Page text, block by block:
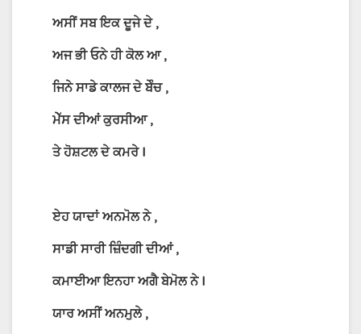
ਅਸੀਂ ਸਬ ਇਕ ਦੂਜੇ ਦੇ,
ਅਜ ਭੀ ਓਨੇ ਹੀ ਕੋਲ ਆ,
ਜਿਨੇ ਸਾਡੇ ਕਾਲਜ ਦੇ ਬੇੰਚ,
ਮੇੱਸ ਦੀਆਂ ਕੁਰਸੀਆ,
ਤੇ ਹੋਸ਼ਟਲ ਦੇ ਕਮਰੇ I
ਏਹ ਯਾਦਾਂ ਅਨਮੋਲ ਨੇ,
ਸਾਡੀ ਸਾਰੀ ਜ਼ਿੰਦਗੀ ਦੀਆਂ ,
ਕਮਾਈਆ ਇਨਹਾ ਅਗੈ ਬੇਮੋਲ ਨੇ I
ਯਾਰ ਅਸੀਂ ਅਨਮੁਲੇ ,